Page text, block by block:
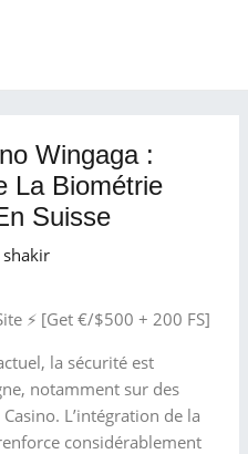
Wingaga :
La Biométrie
Suisse
shakir
la sécurité est
notamment sur des
L’intégration de la
considérablement